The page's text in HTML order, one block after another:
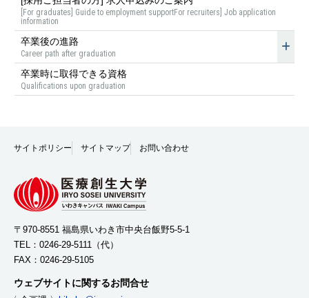
[For graduates] Guide to employment supportFor recruiters] Job application
information
卒業後の進路
Career path after graduation
卒業時に取得できる資格
Qualifications upon graduation
サイトポリシー サイトマップ お問い合わせ
〒970-8551 福島県いわき市中央台飯野5-5-1
TEL： 0246-29-5111
（代）
FAX：0246-29-5105
ウェブサイトに関するお問合せ